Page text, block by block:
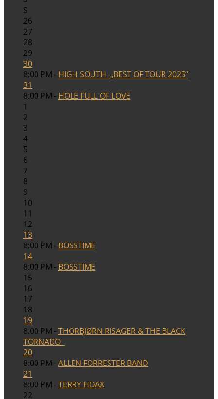
S
26
27
28
29
30
8:00 PM - HIGH SOUTH -„BEST OF TOUR 2025“
31
8:00 PM - HOLE FULL OF LOVE
1
2
3
4
5
6
7
8
9
10
11
12
13
8:00 PM - BOSSTIME
14
8:00 PM - BOSSTIME
15
16
17
18
19
8:00 PM -THORBJØRN RISAGER & THE BLACK
TORNADO
20
8:00 PM -ALLEN FORRESTER BAND
21
8:00 PM -TERRY HOAX
22